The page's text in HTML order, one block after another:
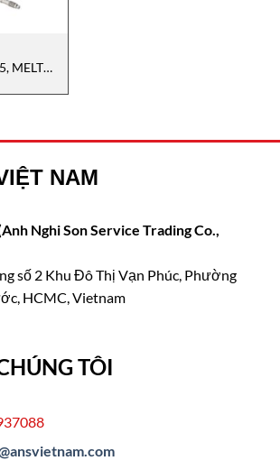
MELT
áp suất
NAM
Nghi Son Service Trading Co.,
số 2 Khu Đô Thị Vạn Phúc, Phường
HCMC, Vietnam
TÔI